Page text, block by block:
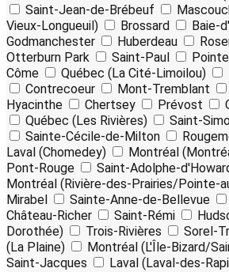
Saint-Jean-de-Brébeuf
Vieux-Longueuil)
Brossard
Baie-
Godmanchester
Huberdeau
Otterburn Park
Saint-Paul
Côme
Québec (La Cité-Limoilou)
Contrecoeur
Mont-Tremblant
Hyacinthe
Chertsey Prévost
Québec (Les Rivières)
Saint-
Sainte-Cécile-de-Milton
Laval (Chomedey)
Montréal
Pont-Rouge
Saint-Adolphe-
Montréal (Rivière-des-Prairies/Pointe-
Mirabel
Sainte-Anne-de-Bellevue
Château-Richer
Saint-Rémi
Dorothée)
Trois-Rivières Sorel-
(La Plaine)
Montréal (L'Île-Bizard/
Saint-Jacques
Laval (Laval-des-